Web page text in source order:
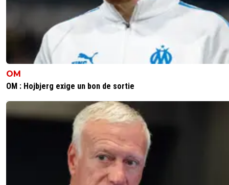
OM
OM : Hojbjerg exige un bon de sortie